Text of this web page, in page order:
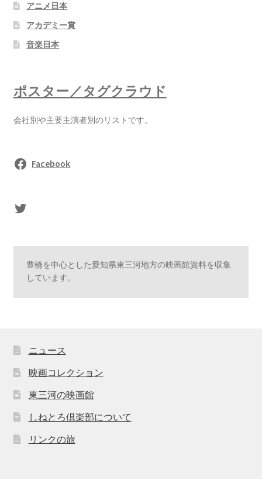
アニメ日本
アカデミー賞
音楽日本
ポスター／タグクラウド
会社別や主要主演者別のリストです。
Facebook
sasaki's Twitter
豊橋を中心とした愛知県東三河地方の映画館資料を収集
しています。
ニュース
映画コレクション
東三河の映画館
しねとろ倶楽部について
リンクの旅